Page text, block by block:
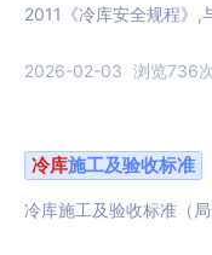
2011《冷库安全规程》
2026-02-03 浏览736
冷库施工及验收标准
冷库施工及验收标准（局